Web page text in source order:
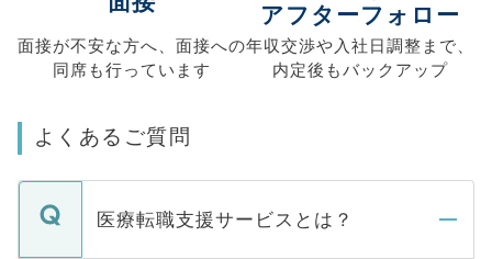
面接が不安な方へ、 面接への
同席も行っています
アフターフォロー
年収交渉や入社日調整まで、
内定後もバックアップ
よくあるご質問
医療転職支援サービスとは？